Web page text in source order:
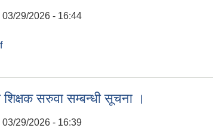
03/29/2026 - 16:44
शिक्षक सरुवा सम्बन्धी सूचना ।
03/29/2026 - 16:39